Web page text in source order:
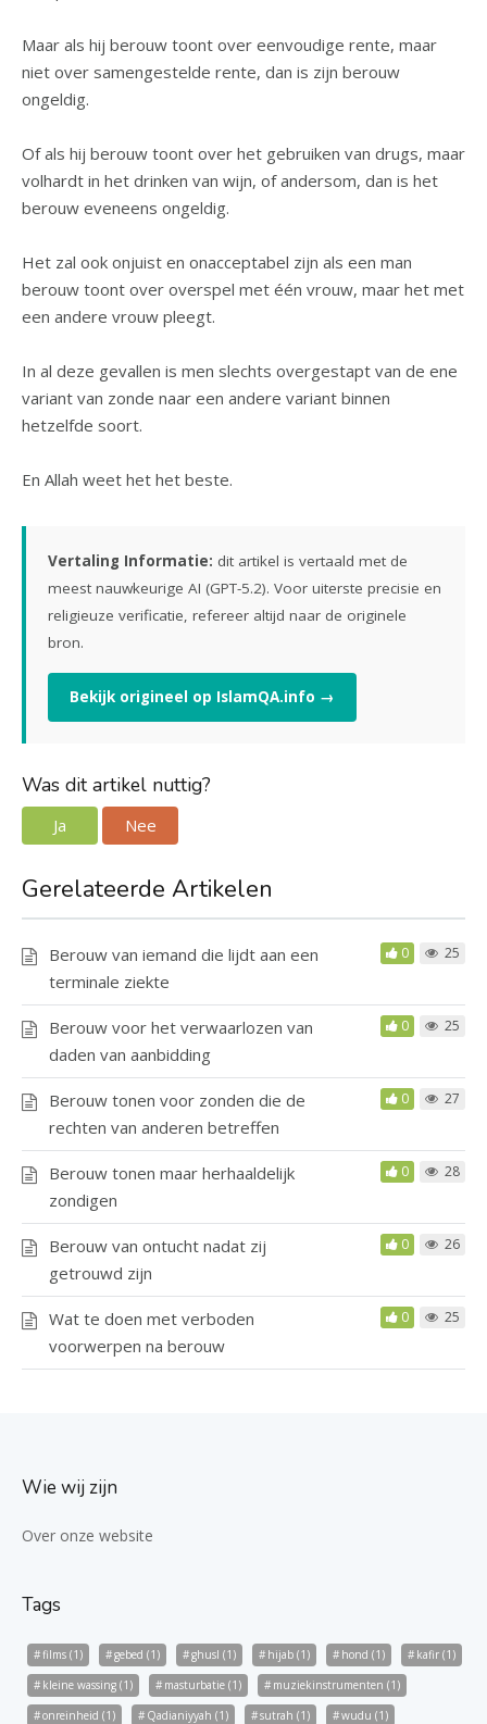
Maar als hij berouw toont over eenvoudige rente, maar
niet over samengestelde rente, dan is zijn berouw
ongeldig.
Of als hij berouw toont over het gebruiken van drugs, maar
volhardt in het drinken van wijn, of andersom, dan is het
berouw eveneens ongeldig.
Het zal ook onjuist en onacceptabel zijn als een man
berouw toont over overspel met één vrouw, maar het met
een andere vrouw pleegt.
In al deze gevallen is men slechts overgestapt van de ene
variant van zonde naar een andere variant binnen
hetzelfde soort.
En Allah weet het het beste.
Vertaling Informatie: dit artikel is vertaald met de
meest nauwkeurige AI (GPT-5.2). Voor uiterste precisie en
religieuze verificatie, refereer altijd naar de originele
bron.
Bekijk origineel op IslamQA.info →
Was dit artikel nuttig?
Ja Nee
Gerelateerde Artikelen
Berouw van iemand die lijdt aan een
terminale ziekte
0 25
Berouw voor het verwaarlozen van
daden van aanbidding
0 25
Berouw tonen voor zonden die de
rechten van anderen betreffen
0 27
Berouw tonen maar herhaaldelijk
zondigen
0 28
Berouw van ontucht nadat zij
getrouwd zijn
0 26
Wat te doen met verboden
voorwerpen na berouw
0 25
Wie wij zijn
Over onze website
Tags
films (1) gebed (1) ghusl (1) hijab (1) hond (1) kafir (1)
kleine wassing (1) masturbatie (1) muziekinstrumenten (1)
onreinheid (1) Qadianiyyah (1) sutrah (1) wudu (1)